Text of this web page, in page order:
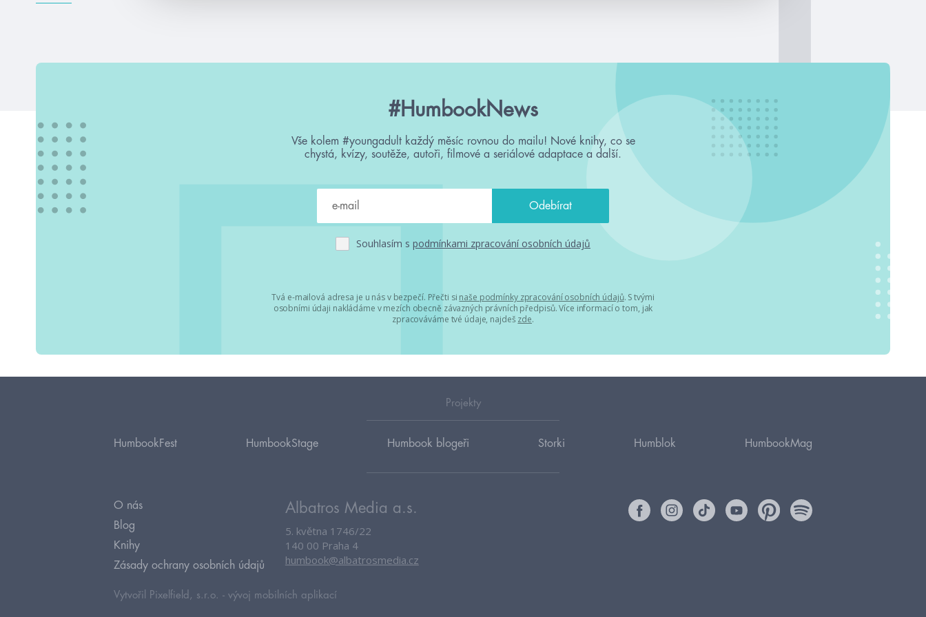
#HumbookNews
Vše kolem #youngadult každý měsíc rovnou do mailu! Nové knihy, co se
chystá, kvízy, soutěže, autoři, filmové a seriálové adaptace a další.
Souhlasím s podmínkami zpracování osobních údajů
Tvá e-mailová adresa je u nás v bezpečí. Přečti si naše podmínky zpracování osobních údajů. S tvými
osobními údaji nakládáme v mezích obecně závazných právních předpisů. Více informací o tom, jak
zpracováváme tvé údaje, najdeš zde.
Projekty
HumbookFest HumbookStage Humbook blogeři Storki Humblok HumbookMag
O nás
Blog
Knihy
Zásady ochrany osobních údajů
Albatros Media a.s.
5. května 1746/22
140 00 Praha 4
humbook@albatrosmedia.cz
Vytvořil Pixelfield, s.r.o. - vývoj mobilních aplikací